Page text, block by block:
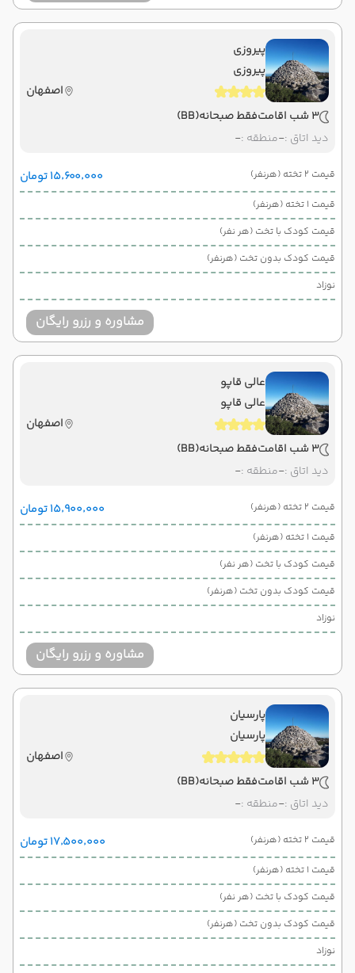
پیروزی
پیروزی
اصفهان
3 شب اقامت
فقط صبحانه(BB)
دید اتاق :-منطقه :-
قیمت 2 تخته (هرنفر) ۱۵٬۶۰۰٬۰۰۰ تومان
قیمت 1 تخته (هرنفر)
قیمت کودک با تخت (هر نفر)
قیمت کودک بدون تخت (هرنفر)
نوزاد
مشاوره و رزرو رایگان
عالی قاپو
عالی قاپو
اصفهان
3 شب اقامت
فقط صبحانه(BB)
دید اتاق :-منطقه :-
قیمت 2 تخته (هرنفر) ۱۵٬۹۰۰٬۰۰۰ تومان
قیمت 1 تخته (هرنفر)
قیمت کودک با تخت (هر نفر)
قیمت کودک بدون تخت (هرنفر)
نوزاد
مشاوره و رزرو رایگان
پارسیان
پارسیان
اصفهان
3 شب اقامت
فقط صبحانه(BB)
دید اتاق :-منطقه :-
قیمت 2 تخته (هرنفر) ۱۷٬۵۰۰٬۰۰۰ تومان
قیمت 1 تخته (هرنفر)
قیمت کودک با تخت (هر نفر)
قیمت کودک بدون تخت (هرنفر)
نوزاد